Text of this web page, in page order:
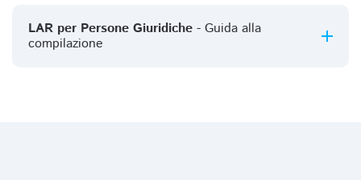
LAR per Persone Giuridiche - Guida alla
compilazione